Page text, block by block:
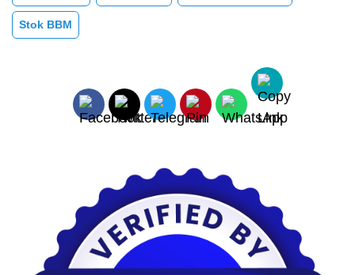
Stok BBM